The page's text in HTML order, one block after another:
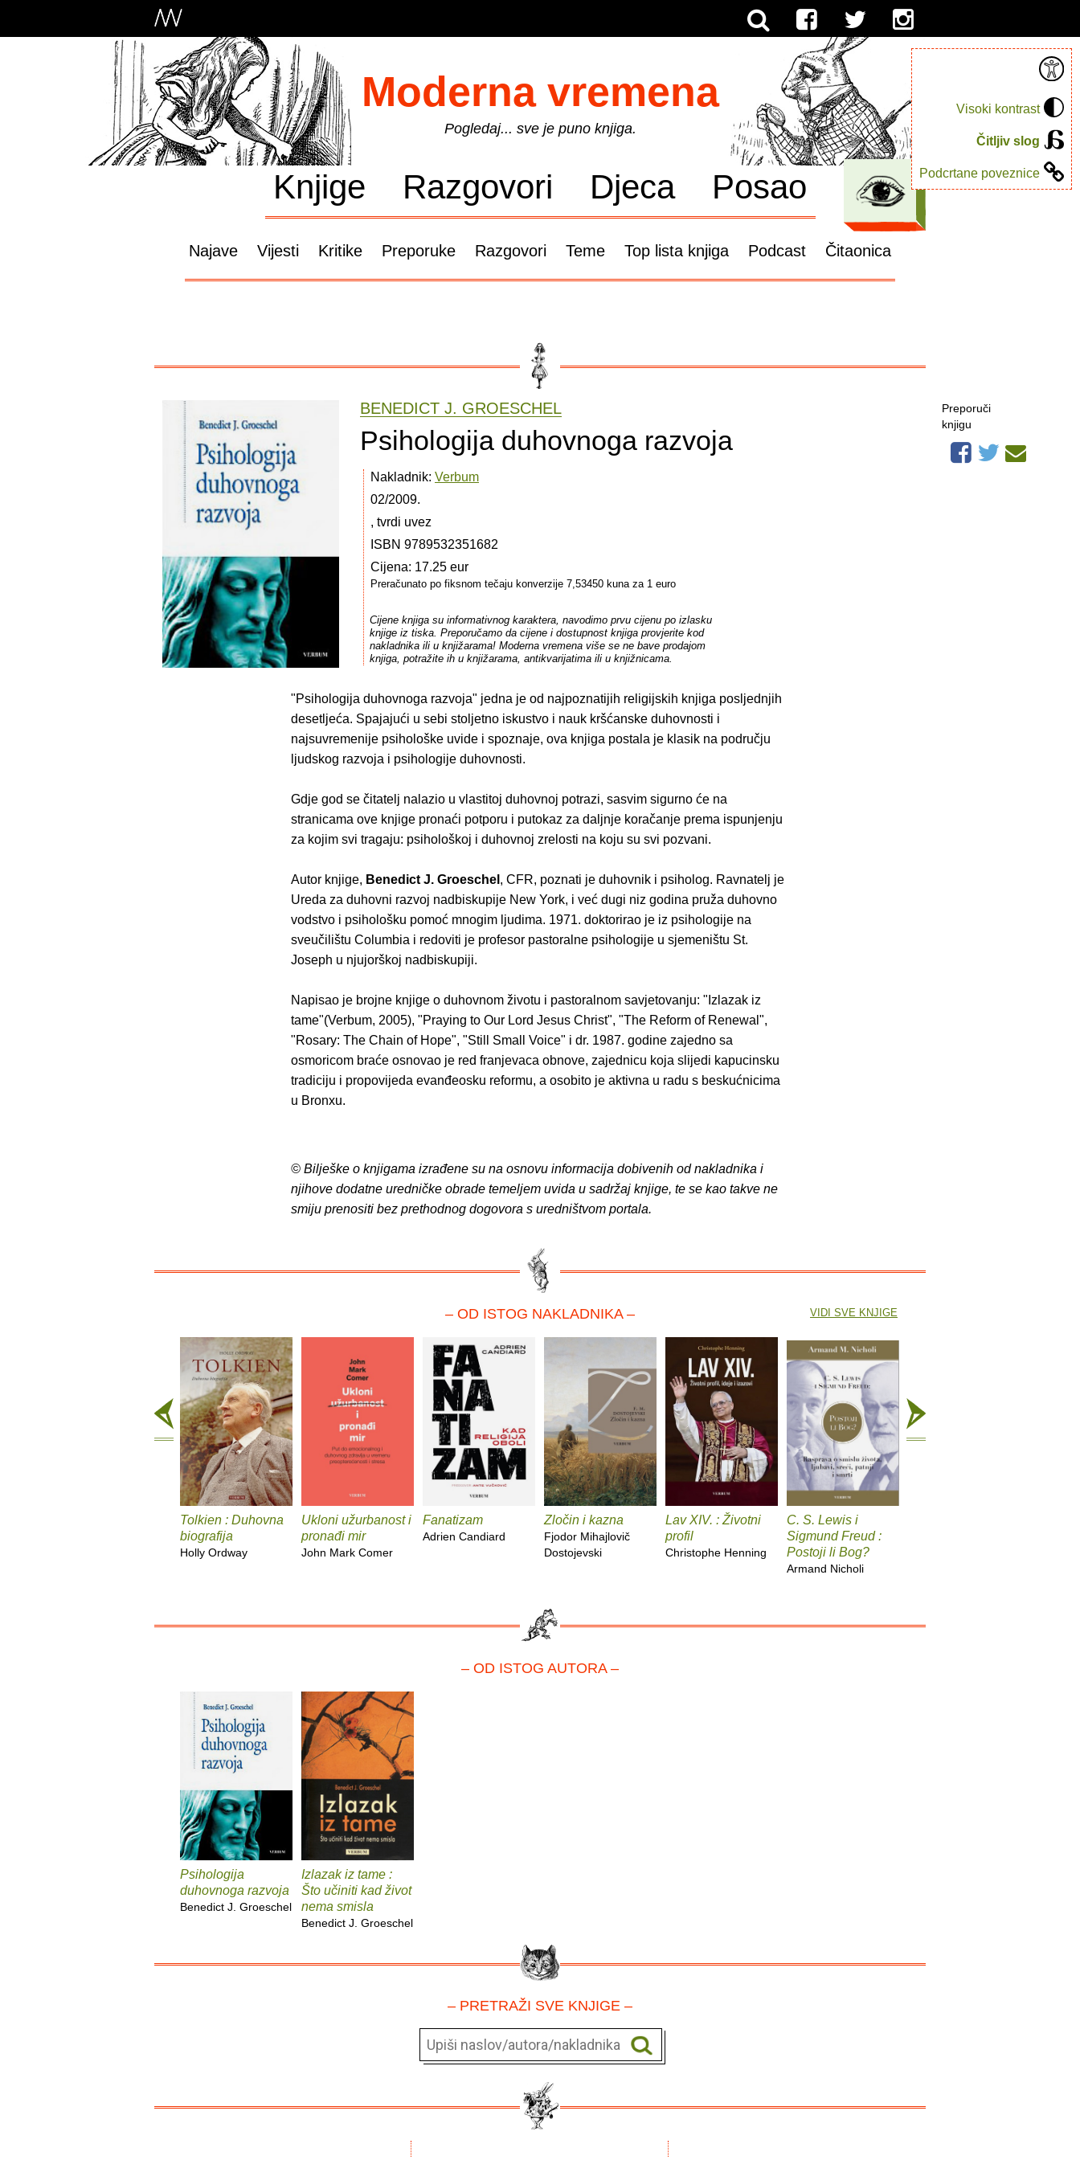
Visoki kontrast
Čitljiv slog
Podcrtane poveznice
Moderna vremena
Pogledaj... sve je puno knjiga.
Knjige Razgovori Djeca Posao
Najave Vijesti Kritike Preporuke Razgovori Teme Top lista knjiga Podcast Čitaonica
BENEDICT J. GROESCHEL
Psihologija duhovnoga razvoja
Nakladnik: Verbum
02/2009.
, tvrdi uvez
ISBN 9789532351682
Cijena: 17.25 eur
Preračunato po fiksnom tečaju konverzije 7,53450 kuna za 1 euro
Cijene knjiga su informativnog karaktera, navodimo prvu cijenu po izlasku
knjige iz tiska. Preporučamo da cijene i dostupnost knjiga provjerite kod
nakladnika ili u knjižarama! Moderna vremena više se ne bave prodajom
knjiga, potražite ih u knjižarama, antikvarijatima ili u knjižnicama.
"Psihologija duhovnoga razvoja" jedna je od najpoznatijih religijskih knjiga posljednjih
desetljeća. Spajajući u sebi stoljetno iskustvo i nauk kršćanske duhovnosti i
najsuvremenije psihološke uvide i spoznaje, ova knjiga postala je klasik na području
ljudskog razvoja i psihologije duhovnosti.
Gdje god se čitatelj nalazio u vlastitoj duhovnoj potrazi, sasvim sigurno će na
stranicama ove knjige pronaći potporu i putokaz za daljnje koračanje prema ispunjenju
za kojim svi tragaju: psihološkoj i duhovnoj zrelosti na koju su svi pozvani.
Autor knjige, Benedict J. Groeschel , CFR, poznati je duhovnik i psiholog. Ravnatelj je
Ureda za duhovni razvoj nadbiskupije New York, i već dugi niz godina pruža duhovno
vodstvo i psihološku pomoć mnogim ljudima. 1971. doktorirao je iz psihologije na
sveučilištu Columbia i redoviti je profesor pastoralne psihologije u sjemeništu St.
Joseph u njujorškoj nadbiskupiji.
Napisao je brojne knjige o duhovnom životu i pastoralnom savjetovanju: "Izlazak iz
tame"(Verbum, 2005), "Praying to Our Lord Jesus Christ", "The Reform of Renewal",
"Rosary: The Chain of Hope", "Still Small Voice" i dr. 1987. godine zajedno sa
osmoricom braće osnovao je red franjevaca obnove, zajednicu koja slijedi kapucinsku
tradiciju i propovijeda evanđeosku reformu, a osobito je aktivna u radu s beskućnicima
u Bronxu.
© Bilješke o knjigama izrađene su na osnovu informacija dobivenih od nakladnika i
njihove dodatne uredničke obrade temeljem uvida u sadržaj knjige, te se kao takve ne
smiju prenositi bez prethodnog dogovora s uredništvom portala.
Preporuči
knjigu
– OD ISTOG NAKLADNIKA –
Tolkien : Duhovna
biografija
Holly Ordway
Ukloni užurbanost i
pronađi mir
John Mark Comer
Fanatizam
Adrien Candiard
Zločin i kazna
Fjodor Mihajlovič
Dostojevski
Lav XIV. : Životni
profil
Christophe Henning
C. S. Lewis i
Sigmund Freud :
Postoji li Bog?
Armand Nicholi
VIDI SVE KNJIGE
– OD ISTOG AUTORA –
Psihologija
duhovnoga razvoja
Benedict J. Groeschel
Izlazak iz tame :
Što učiniti kad život
nema smisla
Benedict J. Groeschel
– PRETRAŽI SVE KNJIGE –